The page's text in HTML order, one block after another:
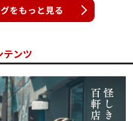
をもっと見る
テンツ